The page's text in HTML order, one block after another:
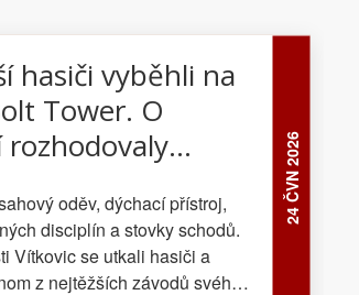
24 ČVN 2026
hasiči vyběhli na
Tower. O
oděv, dýchací přístroj,
disciplín a stovky schodů.
Vítkovic se utkali hasiči a
z nejtěžších závodů svého